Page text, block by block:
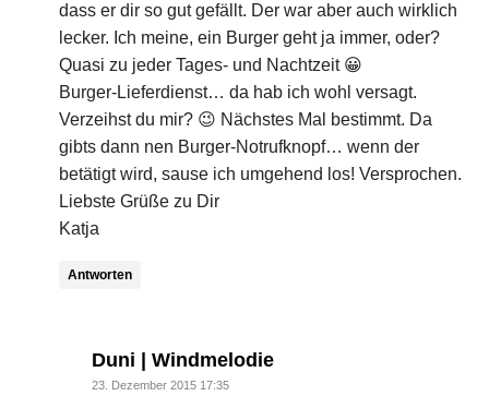
dass er dir so gut gefällt. Der war aber auch wirklich
lecker. Ich meine, ein Burger geht ja immer, oder?
Quasi zu jeder Tages- und Nachtzeit 😀
Burger-Lieferdienst… da hab ich wohl versagt.
Verzeihst du mir? 😉 Nächstes Mal bestimmt. Da
gibts dann nen Burger-Notrufknopf… wenn der
betätigt wird, sause ich umgehend los! Versprochen.
Liebste Grüße zu Dir
Katja
Antworten
Duni | Windmelodiesays:
23. Dezember 2015 17:35